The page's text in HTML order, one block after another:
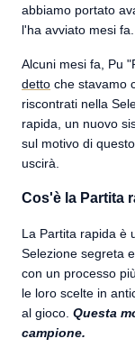
abbiamo portato
l'ha avviato mesi
Alcuni mesi fa, Pu
detto che stavamo
riscontrati nella
rapida, un nuovo
sul motivo di
uscirà.
Cos'è la Partita
La Partita rapida è
Selezione segreta
con un processo
le loro scelte in
al gioco. Questa
campione.